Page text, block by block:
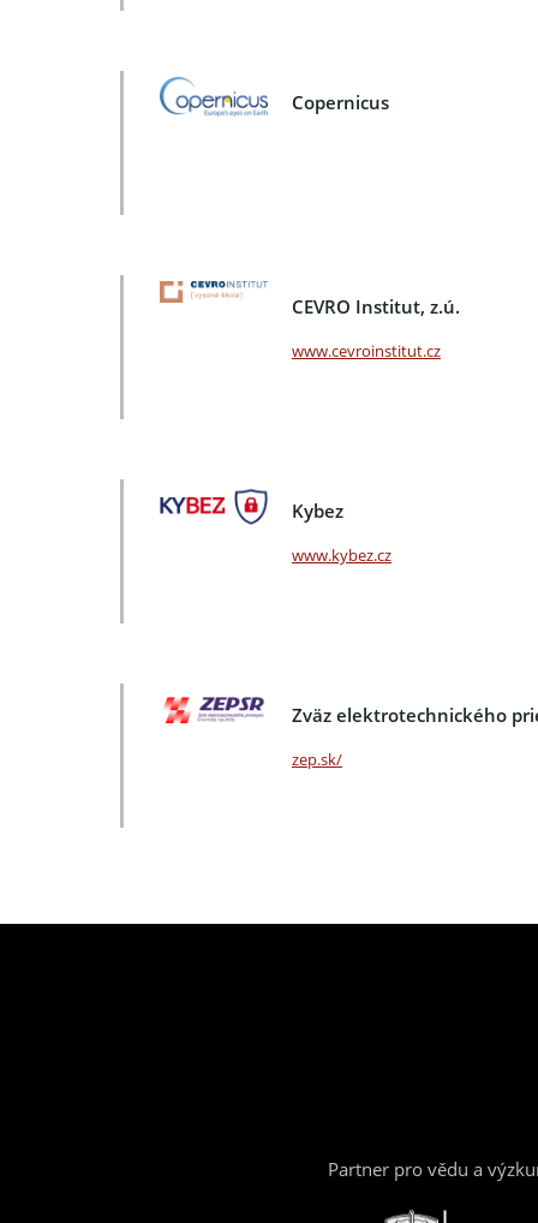
Copernicus
CEVRO Institut, z.ú.
www.cevroinstitut.cz
Kybez
www.kybez.cz
Zväz elektrotechnického
zep.sk/
Partner pro vědu a